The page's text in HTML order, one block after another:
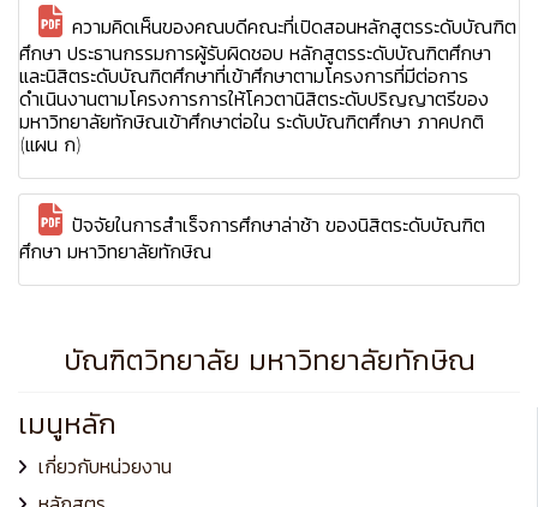
ความคิดเห็นของคณบดีคณะที่เปิดสอนหลักสูตรระดับบัณฑิต
ศึกษา ประธานกรรมการผู้รับผิดชอบ หลักสูตรระดับบัณฑิตศึกษา
และนิสิตระดับบัณฑิตศึกษาที่เข้าศึกษาตามโครงการที่มีต่อการ
ดำเนินงานตามโครงการการให้โควตานิสิตระดับปริญญาตรีของ
มหาวิทยาลัยทักษิณเข้าศึกษาต่อใน ระดับบัณฑิตศึกษา ภาคปกติ
(แผน ก)
ปัจจัยในการสำเร็จการศึกษาล่าช้า ของนิสิตระดับบัณฑิต
ศึกษา มหาวิทยาลัยทักษิณ
บัณฑิตวิทยาลัย มหาวิทยาลัยทักษิณ
เมนูหลัก
เกี่ยวกับหน่วยงาน